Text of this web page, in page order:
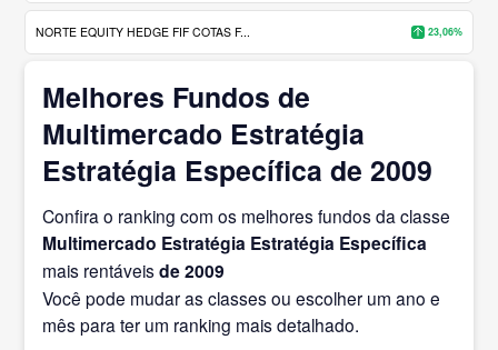
NORTE EQUITY HEDGE FIF COTAS F... 23,06%
Melhores Fundos de
Multimercado Estratégia
Estratégia Específica de 2009
Confira o ranking com os melhores fundos da classe
Multimercado Estratégia Estratégia Específica
mais rentáveisde 2009
Você pode mudar as classes ou escolher um ano e
mês para ter um ranking mais detalhado.